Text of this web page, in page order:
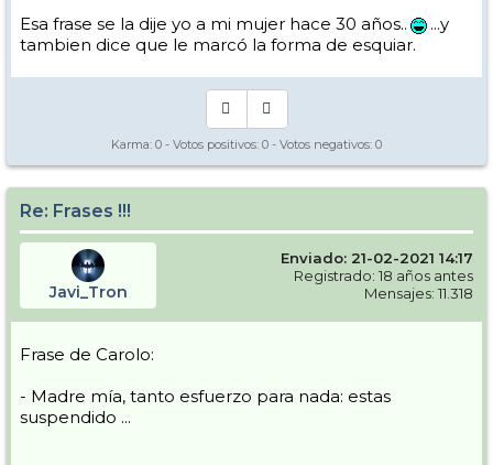
Esa frase se la dije yo a mi mujer hace 30 años..
...y
tambien dice que le marcó la forma de esquiar.
Karma: 0 - Votos positivos: 0 - Votos negativos: 0
Re: Frases !!!
Javi_Tron
Enviado: 21-02-2021 14:17
Registrado: 18 años antes
Mensajes: 11.318
Frase de Carolo:
- Madre mía, tanto esfuerzo para nada: estas
suspendido ...